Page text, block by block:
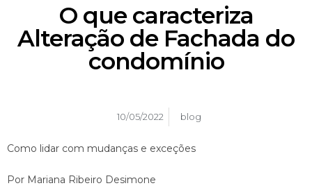
O que caracteriza
Alteração de Fachada do
condomínio
10/05/2022 blog
Como lidar com mudanças e exceções
Por Mariana Ribeiro Desimone